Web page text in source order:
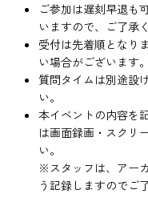
ご参加は遅刻早退も
いますので、ご了承
受付は先着順となり
い場合がございます
質問タイムは別途設
い。
本イベントの内容を
は画面録画・スクリ
い。
※スタッフは、アー
う記録しますのでご